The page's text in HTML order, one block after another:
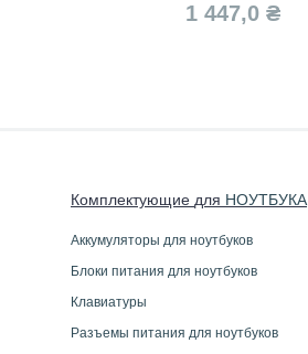
1 447,0 ₴
Комплектующие для НОУТБУКА
Аккумуляторы для ноутбуков
Блоки питания для ноутбуков
Клавиатуры
Разъемы питания для ноутбуков